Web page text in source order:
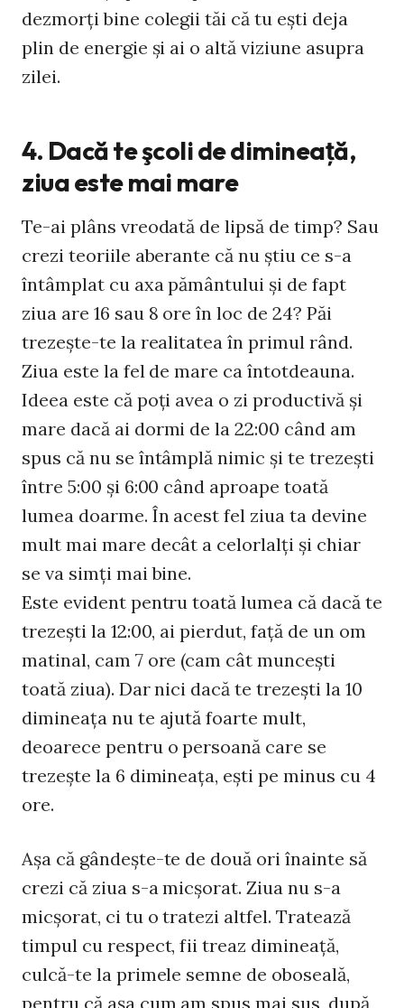
dezmorţi bine colegii tăi că tu eşti deja
plin de energie şi ai o altă viziune asupra
zilei.
4. Dacă te şcoli de dimineaţă,
ziua este mai mare
Te-ai plâns vreodată de lipsă de timp? Sau
crezi teoriile aberante că nu ştiu ce s-a
întâmplat cu axa pământului şi de fapt
ziua are 16 sau 8 ore în loc de 24? Păi
trezeşte-te la realitatea în primul rând.
Ziua este la fel de mare ca întotdeauna.
Ideea este că poţi avea o zi productivă şi
mare dacă ai dormi de la 22:00 când am
spus că nu se întâmplă nimic şi te trezeşti
între 5:00 şi 6:00 când aproape toată
lumea doarme. În acest fel ziua ta devine
mult mai mare decât a celorlalţi şi chiar
se va simţi mai bine.
Este evident pentru toată lumea că dacă te
trezeşti la 12:00, ai pierdut, faţă de un om
matinal, cam 7 ore (cam cât munceşti
toată ziua). Dar nici dacă te trezeşti la 10
dimineaţa nu te ajută foarte mult,
deoarece pentru o persoană care se
trezeşte la 6 dimineaţa, eşti pe minus cu 4
ore.
Aşa că gândeşte-te de două ori înainte să
crezi că ziua s-a micşorat. Ziua nu s-a
micşorat, ci tu o tratezi altfel. Tratează
timpul cu respect, fii treaz dimineaţă,
culcă-te la primele semne de oboseală,
pentru că aşa cum am spus mai sus, după